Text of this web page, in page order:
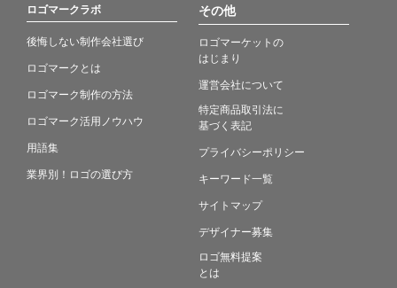
ロゴマークラボ
後悔しない制作会社選び
ロゴマークとは
ロゴマーク制作の方法
ロゴマーク活用ノウハウ
用語集
業界別！ロゴの選び方
その他
ロゴマーケットの
はじまり
運営会社について
特定商品取引法に
基づく表記
プライバシーポリシー
キーワード一覧
サイトマップ
デザイナー募集
ロゴ無料提案
とは